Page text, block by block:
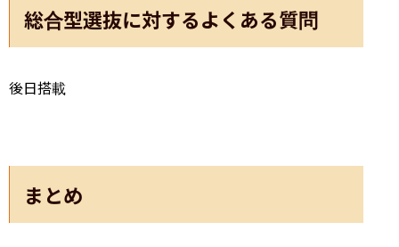
総合型選抜に対するよくある質問
後日搭載
まとめ